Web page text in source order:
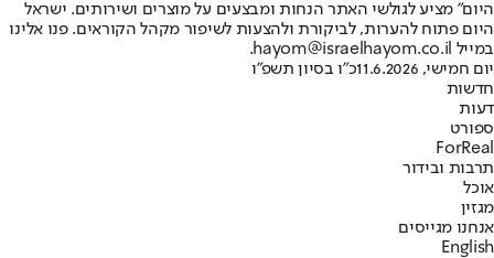
היום" מציע לגולשי האתר הנחות ומבצעים על מוצרים ושירותים. ישראל
היום פתוח להערות, לביקורת ולהצעות לשיפור מקהל הקוראים. פנו אלינו
במייל hayom@israelhayom.co.il.
יום חמישי, 11.6.2026
כ"ו בסיון תשפ"ו
חדשות
דעות
ספורט
ForReal
תרבות ובידור
אוכל
מגזין
אנחנו מגייסים
English